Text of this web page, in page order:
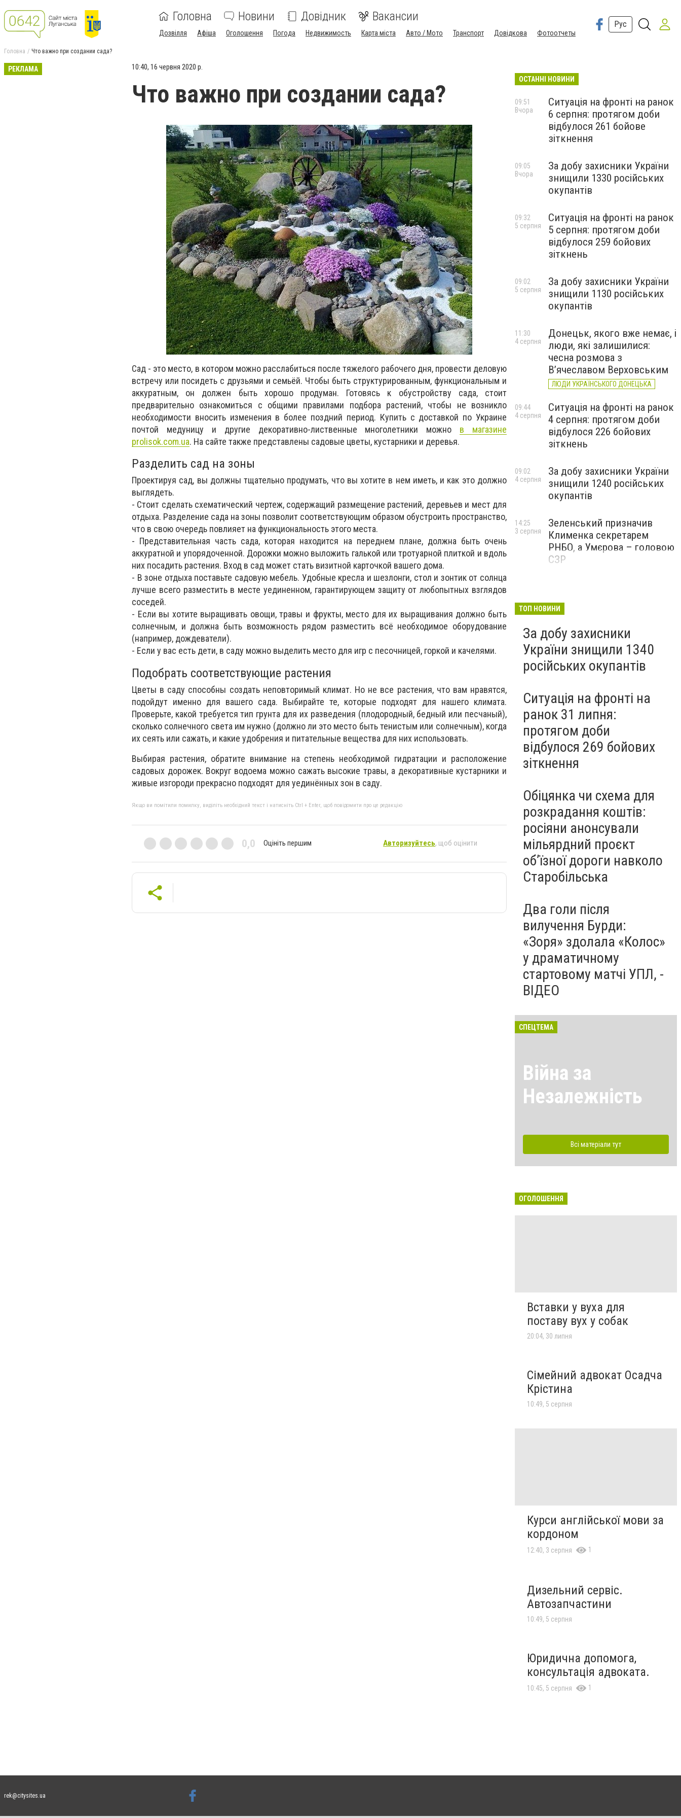
Головна Новини Довідник Вакансии
Дозвілля Афіша Оголошення Погода Недвижимость Карта міста Авто / Мото Транспорт Довідкова Фотоотчеты
Рус
Головна Что важно при создании сада?
РЕКЛАМА 10:40, 16 червня 2020 р.
Что важно при создании сада?
Сад - это место, в котором можно расслабиться после тяжелого рабочего дня, провести деловую
встречу или посидеть с друзьями и семьёй. Чтобы быть структурированным, функциональным и
аккуратным, он должен быть хорошо продуман. Готовясь к обустройству сада, стоит
предварительно ознакомиться с общими правилами подбора растений, чтобы не возникло
необходимости вносить изменения в более поздний период. Купить с доставкой по Украине
почтой медуницу и другие декоративно-лиственные многолетники можно в магазине
prolisok.com.ua. На сайте также представлены садовые цветы, кустарники и деревья.
Разделить сад на зоны
Проектируя сад, вы должны тщательно продумать, что вы хотите в нем иметь, и как это должно
выглядеть.
- Стоит сделать схематический чертеж, содержащий размещение растений, деревьев и мест для
отдыха. Разделение сада на зоны позволит соответствующим образом обустроить пространство,
что в свою очередь повлияет на функциональность этого места.
- Представительная часть сада, которая находится на переднем плане, должна быть очень
аккуратной и упорядоченной. Дорожки можно выложить галькой или тротуарной плиткой и вдоль
них посадить растения. Вход в сад может стать визитной карточкой вашего дома.
- В зоне отдыха поставьте садовую мебель. Удобные кресла и шезлонги, стол и зонтик от солнца
лучше всего разместить в месте уединенном, гарантирующем защиту от любопытных взглядов
соседей.
- Если вы хотите выращивать овощи, травы и фрукты, место для их выращивания должно быть
солнечным, и должна быть возможность рядом разместить всё необходимое оборудование
(например, дождеватели).
- Если у вас есть дети, в саду можно выделить место для игр с песочницей, горкой и качелями.
Подобрать соответствующие растения
Цветы в саду способны создать неповторимый климат. Но не все растения, что вам нравятся,
подойдут именно для вашего сада. Выбирайте те, которые подходят для нашего климата.
Проверьте, какой требуется тип грунта для их разведения (плодородный, бедный или песчаный),
сколько солнечного света им нужно (должно ли это место быть тенистым или солнечным), когда
их сеять или сажать, и какие удобрения и питательные вещества для них использовать.
Выбирая растения, обратите внимание на степень необходимой гидратации и расположение
садовых дорожек. Вокруг водоема можно сажать высокие травы, а декоративные кустарники и
живые изгороди прекрасно подходят для уединённых зон в саду.
Якщо ви помітили помилку, виділіть необхідний текст і натисніть Ctrl + Enter, щоб повідомити про це редакцію
0,0 Оцініть першим Авторизуйтесь, щоб оцінити
ОСТАННІ НОВИНИ
Ситуація на фронті на ранок
6 серпня: протягом доби
відбулося 261 бойове
зіткнення
09:51
Вчора
За добу захисники України
знищили 1330 російських
окупантів
09:05
Вчора
Ситуація на фронті на ранок
5 серпня: протягом доби
відбулося 259 бойових
зіткнень
09:32
5 серпня
За добу захисники України
знищили 1130 російських
окупантів
09:02
5 серпня
Донецьк, якого вже немає, і
люди, які залишилися:
чесна розмова з
В’ячеславом Верховським
ЛЮДИ УКРАЇНСЬКОГО ДОНЕЦЬКА
11:30
4 серпня
Ситуація на фронті на ранок
4 серпня: протягом доби
відбулося 226 бойових
зіткнень
09:44
4 серпня
За добу захисники України
знищили 1240 російських
окупантів
09:02
4 серпня
Зеленський призначив
Клименка секретарем
РНБО, а Умєрова – головою
СЗР
14:25
3 серпня
ТОП НОВИНИ
За добу захисники
України знищили 1340
російських окупантів
Ситуація на фронті на
ранок 31 липня:
протягом доби
відбулося 269 бойових
зіткнення
Обіцянка чи схема для
розкрадання коштів:
росіяни анонсували
мільярдний проєкт
об’їзної дороги навколо
Старобільська
Два голи після
вилучення Бурди:
«Зоря» здолала «Колос»
у драматичному
стартовому матчі УПЛ, -
ВІДЕО
СПЕЦТЕМА
Війна за
Незалежність
Всі матеріали тут
ОГОЛОШЕННЯ
Вставки у вуха для
поставу вух у собак
20:04, 30 липня
Сімейний адвокат Осадча
Крістина
10:49, 5 серпня
Курси англійської мови за
кордоном
12:40, 3 серпня 1
Дизельний сервіс.
Автозапчастини
10:49, 5 серпня
Юридична допомога,
консультація адвоката.
10:45, 5 серпня 1
rek@citysites.ua